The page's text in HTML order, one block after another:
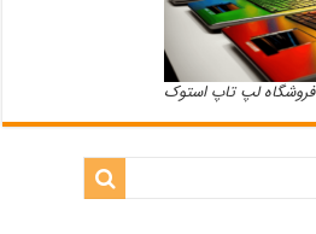
فروشگاه لپ تاپ استوک